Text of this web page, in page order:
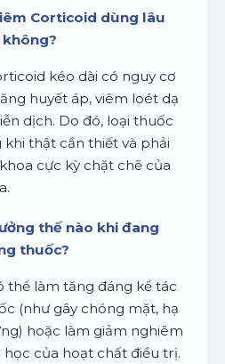
Corticoid dùng lâu
kéo dài có nguy cơ
huyết áp, viêm loét dạ
dịch. Do đó, loại thuốc
thật cần thiết và phải
cực kỳ chặt chẽ của
thế nào khi đang
thuốc?
thể làm tăng đáng kể tác
(như gây chóng mặt, hạ
hoặc làm giảm nghiêm
của hoạt chất điều trị.